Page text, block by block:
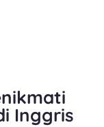
Inggris